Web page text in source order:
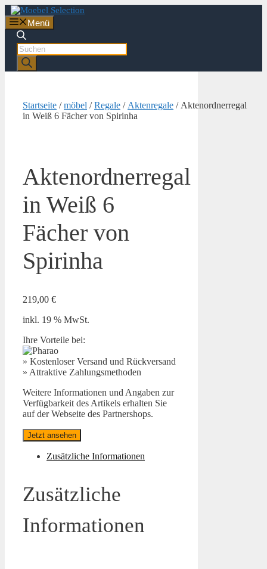
Zum
Inhalt
springen
Menü
Products
search
Startseite /möbel /Regale / Aktenregale / Aktenordnerregal
in Weiß 6 Fächer von Spirinha
Aktenordnerregal
in Weiß 6
Fächer von
Spirinha
219,00 €
inkl. 19 % MwSt.
Ihre Vorteile bei:
» Kostenloser Versand und Rückversand
» Attraktive Zahlungsmethoden
Weitere Informationen und Angaben zur
Verfügbarkeit des Artikels erhalten Sie
auf der Webseite des Partnershops.
Jetzt ansehen
Zusätzliche Informationen
Zusätzliche
Informationen